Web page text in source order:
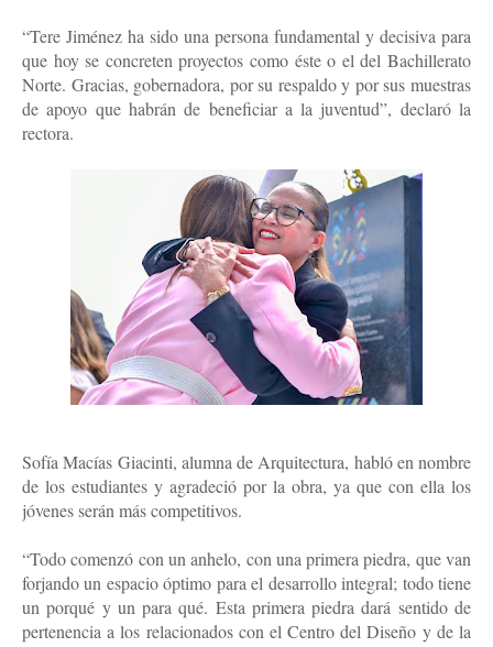
“Tere Jiménez ha sido una persona fundamental y decisiva para
que hoy se concreten proyectos como éste o el del Bachillerato
Norte. Gracias, gobernadora, por su respaldo y por sus muestras
de apoyo que habrán de beneficiar a la juventud”, declaró la
rectora.
Sofía Macías Giacinti, alumna de Arquitectura, habló en nombre
de los estudiantes y agradeció por la obra, ya que con ella los
jóvenes serán más competitivos.
“Todo comenzó con un anhelo, con una primera piedra, que van
forjando un espacio óptimo para el desarrollo integral; todo tiene
un porqué y un para qué. Esta primera piedra dará sentido de
pertenencia a los relacionados con el Centro del Diseño y de la